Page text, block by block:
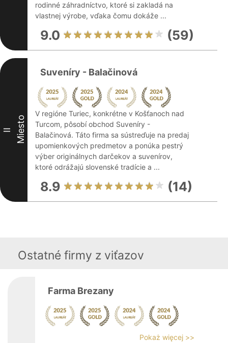
rodinné záhradníctvo, ktoré si zakladá na
vlastnej výrobe, vďaka čomu dokáže ...
9.0 (59)
II Miesto
Suveníry - Balačinová
V regióne Turiec, konkrétne v Košťanoch nad
Turcom, pôsobí obchod Suveníry -
Balačinová. Táto firma sa sústreďuje na predaj
upomienkových predmetov a ponúka pestrý
výber originálnych darčekov a suvenírov,
ktoré odrážajú slovenské tradície a ...
8.9 (14)
Ostatné firmy z viťazov
Farma Brezany
Pokaż więcej >>